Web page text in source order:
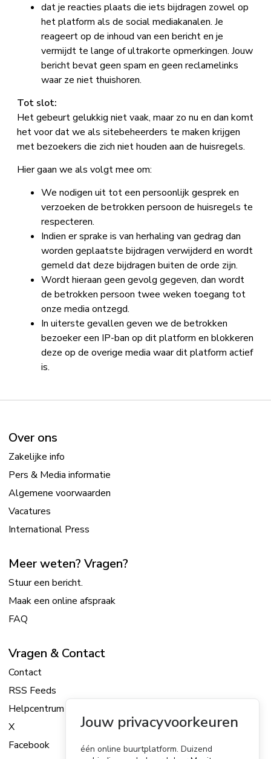
Jouw privacyvoorkeuren
één online buurtplatform. Duizend
dat je reacties plaats die iets bijdragen zowel op
het platform als de social mediakanalen. Je
reageert op de inhoud van een bericht en je
vermijdt te lange of ultrakorte opmerkingen. Jouw
bericht bevat geen spam en geen reclamelinks
waar ze niet thuishoren.
Tot slot:
Het gebeurt gelukkig niet vaak, maar zo nu en dan komt
het voor dat we als sitebeheerders te maken krijgen
met bezoekers die zich niet houden aan de huisregels.
Hier gaan we als volgt mee om:
We nodigen uit tot een persoonlijk gesprek en
verzoeken de betrokken persoon de huisregels te
respecteren.
Indien er sprake is van herhaling van gedrag dan
worden geplaatste bijdragen verwijderd en wordt
gemeld dat deze bijdragen buiten de orde zijn.
Wordt hieraan geen gevolg gegeven, dan wordt
de betrokken persoon twee weken toegang tot
onze media ontzegd.
In uiterste gevallen geven we de betrokken
bezoeker een IP-ban op dit platform en blokkeren
deze op de overige media waar dit platform actief
is.
Over ons
Zakelijke info
Pers & Media informatie
Algemene voorwaarden
Vacatures
International Press
Meer weten? Vragen?
Stuur een bericht.
Maak een online afspraak
FAQ
Vragen & Contact
Contact
RSS Feeds
Helpcentrum
X
Facebook